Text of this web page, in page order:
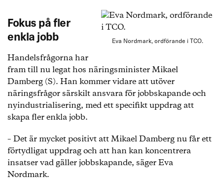
Eva Nordmark, ordförande i TCO.
Fokus på fler
enkla jobb
Handelsfrågorna har
fram till nu legat hos näringsminister Mikael
Damberg (S). Han kommer vidare att utöver
näringsfrågor särskilt ansvara för jobbskapande och
nyindustrialisering, med ett specifikt uppdrag att
skapa fler enkla jobb.
– Det är mycket positivt att Mikael Damberg nu får ett
förtydligat uppdrag och att han kan koncentrera
insatser vad gäller jobbskapande, säger Eva
Nordmark.